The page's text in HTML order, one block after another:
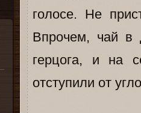
голосе. Не
Впрочем, чай в
герцога, и на
отступили от